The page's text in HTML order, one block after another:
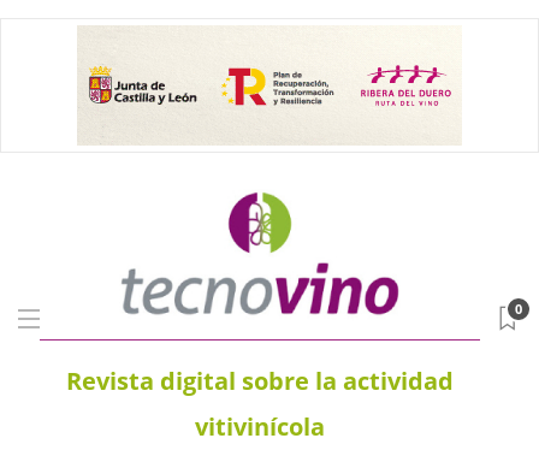
Revista digital sobre la actividad
vitivinícola
0